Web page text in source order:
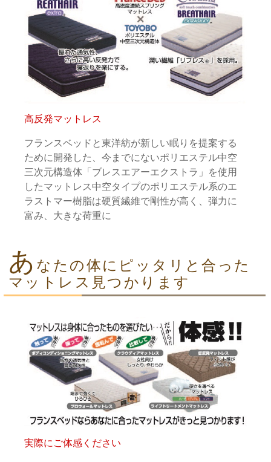
高反発マットレス
フランスベッドと東洋紡が新しい眠りを提案する
ために開発した、今までにないポリエステル中空
三次元構造体「ブレスエアーエクストラ」を使用
したマットレス中空タイプのポリエステル系のエ
ラストマー樹脂は硬質繊維で剛性が高く、弾力に
富み、大きな荷重に
あ なたの体にピッタリと合った
マットレス見つかります
実際にご体感ください